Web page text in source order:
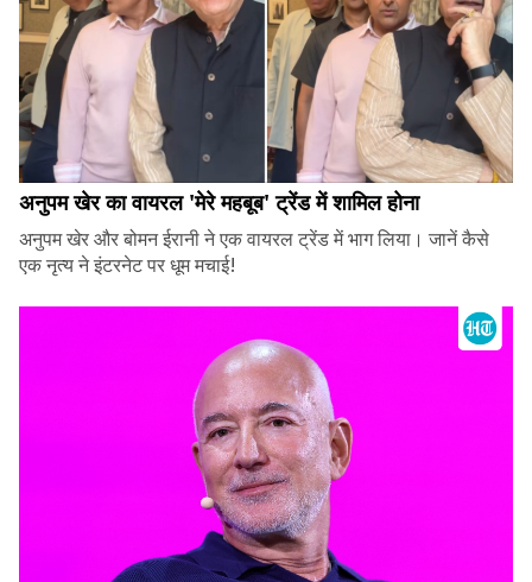
अनुपम खेर का वायरल 'मेरे महबूब' ट्रेंड में शामिल होना
अनुपम खेर और बोमन ईरानी ने एक वायरल ट्रेंड में भाग लिया। जानें कैसे
एक नृत्य ने इंटरनेट पर धूम मचाई!